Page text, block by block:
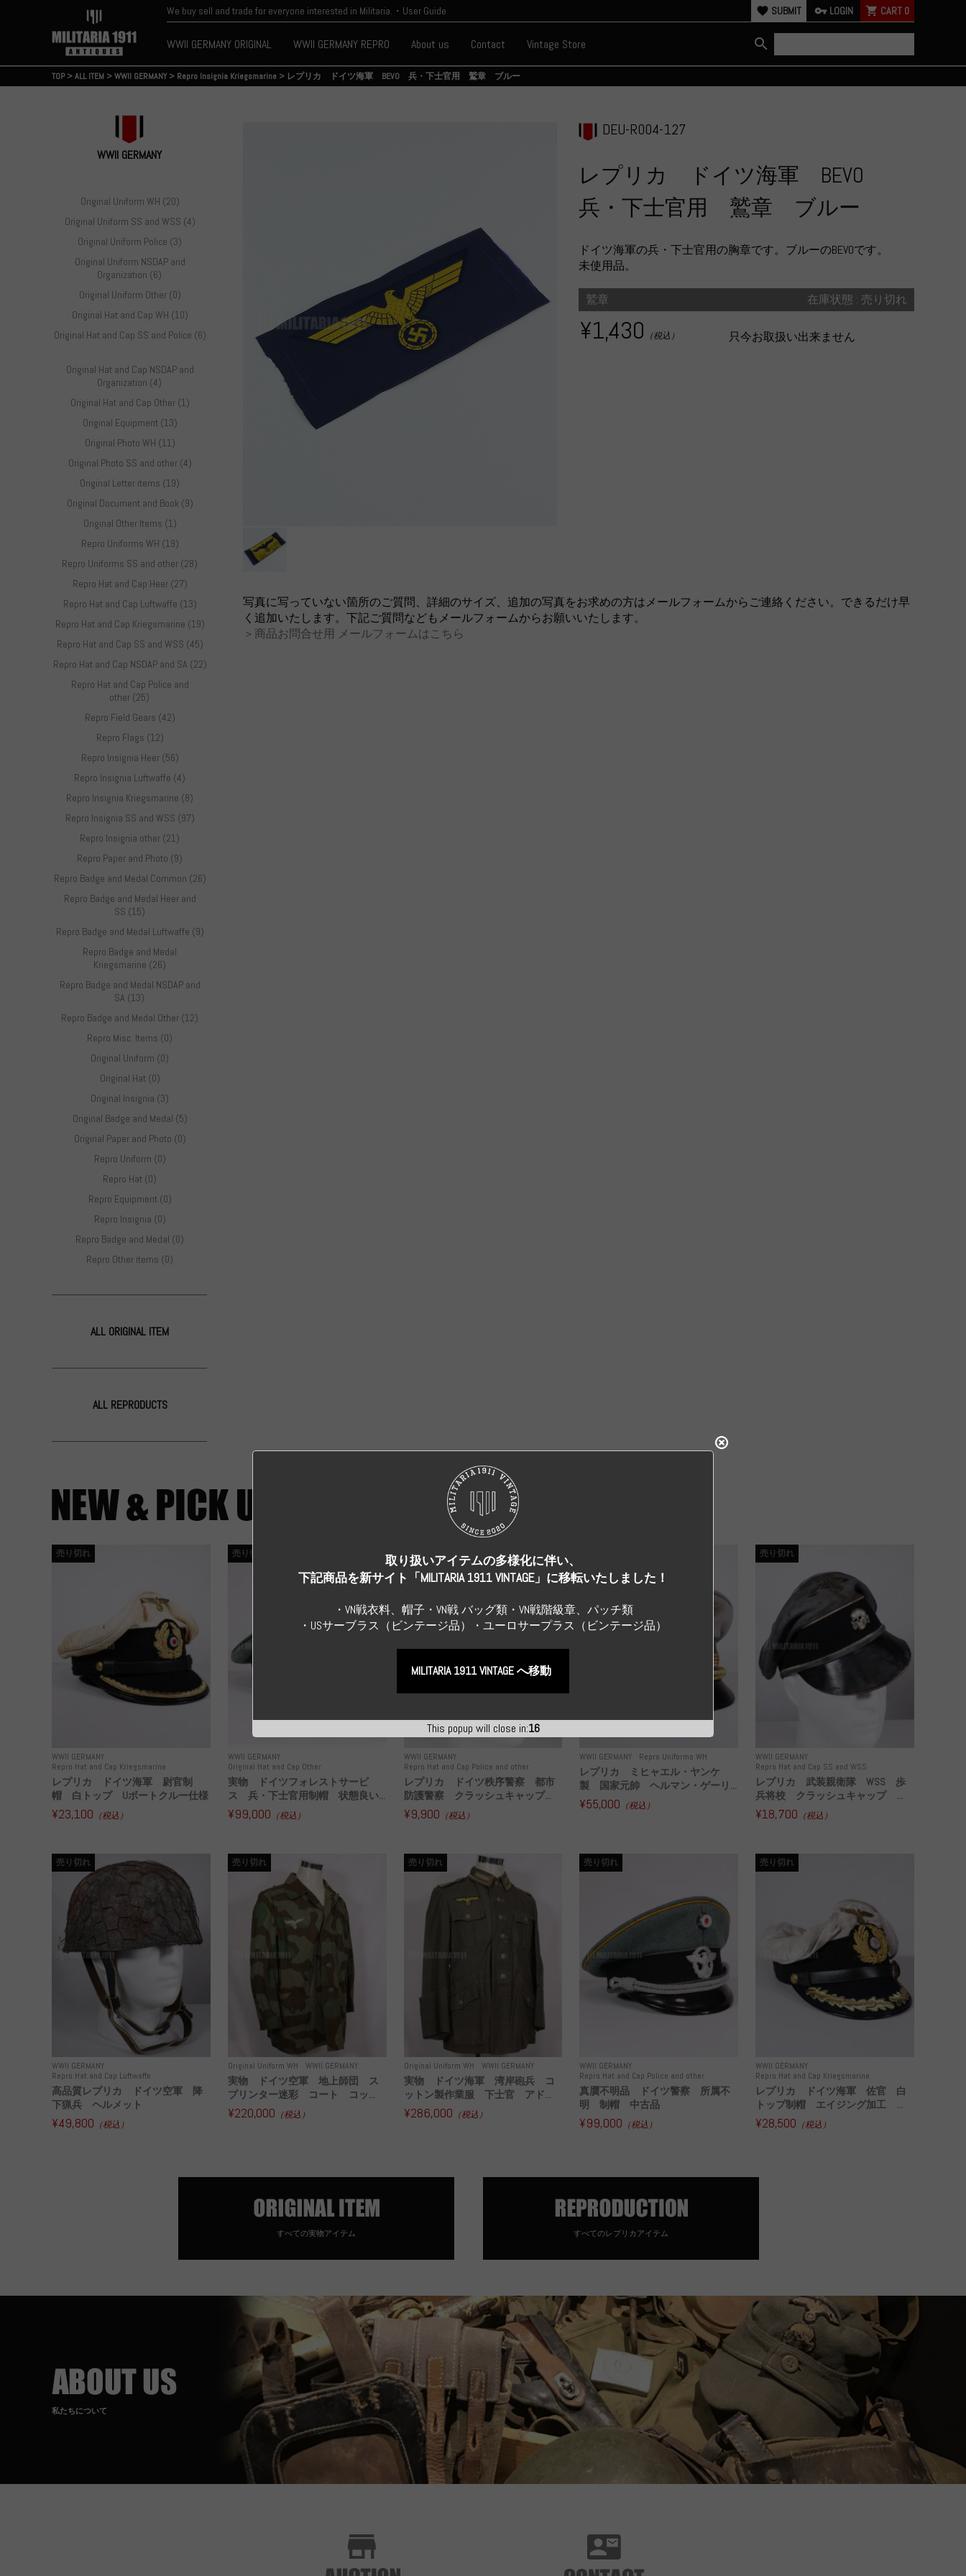
We buy sell and trade for everyone interested in Militaria.・User Guide favorite SUBMIT vpn_key LOGIN shopping_cart CART 0
WWII GERMANY ORIGINAL WWII GERMANY REPRO About us Contact Vintage Store search
TOP>ALL ITEM >WWII GERMANY > Repro Insignia Kriegsmarine > レプリカ ドイツ海軍 BEVO 兵・下士官用 鷲章 ブルー
WWII GERMANY
Original Uniform WH (20)
Original Uniform SS and WSS (4)
Original Uniform Police (3)
Original Uniform NSDAP and
Organization (6)
Original Uniform Other (0)
Original Hat and Cap WH (10)
Original Hat and Cap SS and Police (6)
Original Hat and Cap NSDAP and
Organization (4)
Original Hat and Cap Other (1)
Original Equipment (13)
Original Photo WH (11)
Original Photo SS and other (4)
Original Letter items (19)
Original Document and Book (9)
Original Other Items (1)
Repro Uniforms WH (19)
Repro Uniforms SS and other (28)
Repro Hat and Cap Heer (27)
Repro Hat and Cap Luftwaffe (13)
Repro Hat and Cap Kriegsmarine (19)
Repro Hat and Cap SS and WSS (45)
Repro Hat and Cap NSDAP and SA (22)
Repro Hat and Cap Police and
other (25)
Repro Field Gears (42)
Repro Flags (12)
Repro Insignia Heer (56)
Repro Insignia Luftwaffe (4)
Repro Insignia Kriegsmarine (8)
Repro Insignia SS and WSS (97)
Repro Insignia other (21)
Repro Paper and Photo (9)
Repro Badge and Medal Common (26)
Repro Badge and Medal Heer and
SS (15)
Repro Badge and Medal Luftwaffe (9)
Repro Badge and Medal
Kriegsmarine (26)
Repro Badge and Medal NSDAP and
SA (13)
Repro Badge and Medal Other (12)
Repro Misc. Items (0)
Original Uniform (0)
Original Hat (0)
Original Insignia (3)
Original Badge and Medal (5)
Original Paper and Photo (0)
Repro Uniform (0)
Repro Hat (0)
Repro Equipment (0)
Repro Insignia (0)
Repro Badge and Medal (0)
Repro Other items (0)
ALL ORIGINAL ITEM
ALL REPRODUCTS
DEU-R004-127
レプリカ ドイツ海軍 BEVO
兵・下士官用 鷲章 ブルー
ドイツ海軍の兵・下士官用の胸章です。ブルーのBEVOです。
未使用品。
鷲章 在庫状態 : 売り切れ
¥1,430 （税込） 只今お取扱い出来ません
写真に写っていない箇所のご質問、詳細のサイズ、追加の写真をお求めの方はメールフォームからご連絡ください。できるだけ早
く追加いたします。下記ご質問などもメールフォームからお願いいたします。
＞商品お問合せ用 メールフォームはこちら
WWII GERMANY
Repro Hat and Cap Kriegsmarine
売り切れ
レプリカ ドイツ海軍 尉官制
帽 白トップ Uボートクルー仕様
¥23,100 （税込）
WWII GERMANY
Original Hat and Cap Other
売り切れ
実物 ドイツフォレストサービ
ス 兵・下士官用制帽 状態良い...
¥99,000 （税込）
WWII GERMANY
Repro Hat and Cap Police and other
売り切れ
レプリカ ドイツ秩序警察 都市
防護警察 クラッシュキャップ...
¥9,900 （税込）
WWII GERMANY Repro Uniforms WH
レプリカ ミヒャエル・ヤンケ
製 国家元帥 ヘルマン・ゲーリ...
¥55,000 （税込）
WWII GERMANY
Repro Hat and Cap SS and WSS
売り切れ
レプリカ 武装親衛隊 WSS 歩
兵将校 クラッシュキャップ ...
¥18,700 （税込）
WWII GERMANY
Repro Hat and Cap Luftwaffe
売り切れ
高品質レプリカ ドイツ空軍 降
下猟兵 ヘルメット
¥49,800 （税込）
Original Uniform WH WWII GERMANY
売り切れ
実物 ドイツ空軍 地上師団 ス
プリンター迷彩 コート コッ...
¥220,000 （税込）
Original Uniform WH WWII GERMANY
売り切れ
実物 ドイツ海軍 湾岸砲兵 コ
ットン製作業服 下士官 アド...
¥286,000 （税込）
WWII GERMANY
Repro Hat and Cap Police and other
売り切れ
真贋不明品 ドイツ警察 所属不
明 制帽 中古品
¥99,000 （税込）
WWII GERMANY
Repro Hat and Cap Kriegsmarine
売り切れ
レプリカ ドイツ海軍 佐官 白
トップ制帽 エイジング加工 ...
¥28,500 （税込）
すべての実物アイテム すべてのレプリカアイテム
私たちについて
This popup will close in:15
取り扱いアイテムの多様化に伴い、
下記商品を新サイト「MILITARIA 1911 VINTAGE」に移転いたしました！
・VN戦衣料、帽子・VN戦 バッグ類・VN戦階級章、パッチ類
・USサーブラス（ビンテージ品）・ユーロサープラス（ビンテージ品）
MILITARIA 1911 VINTAGE へ移動